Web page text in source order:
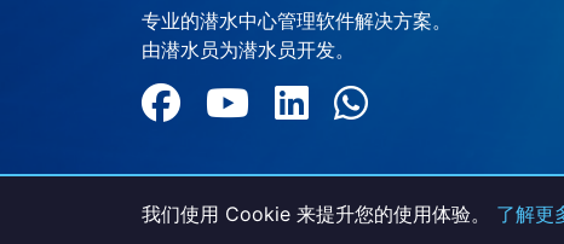
专业的潜水中心管理软件解决方案。
由潜水员为潜水员开发。
我们使用 Cookie 来提升您的使用体验。 了解更